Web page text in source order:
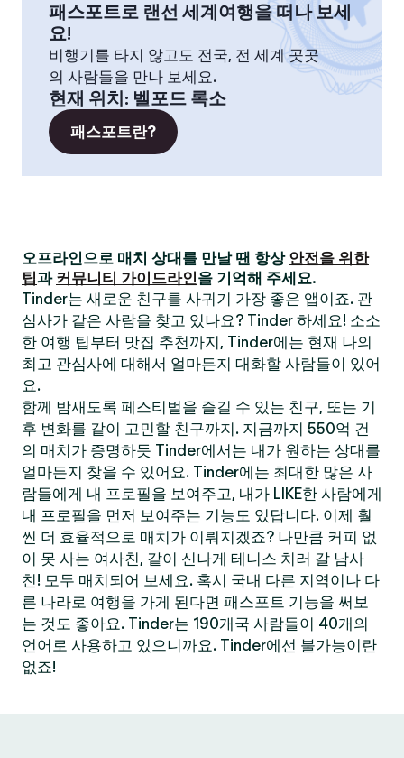
패스포트로 랜선 세계여행을 떠나 보세
요!
비행기를 타지 않고도 전국, 전 세계 곳곳
의 사람들을 만나 보세요.
현재 위치: 벨포드 록소
패스포트란?
오프라인으로 매치 상대를 만날 땐 항상 안전을 위한
팁과 커뮤니티 가이드라인을 기억해 주세요.
Tinder는 새로운 친구를 사귀기 가장 좋은 앱이죠. 관
심사가 같은 사람을 찾고 있나요? Tinder 하세요! 소소
한 여행 팁부터 맛집 추천까지, Tinder에는 현재 나의
최고 관심사에 대해서 얼마든지 대화할 사람들이 있어
요.
함께 밤새도록 페스티벌을 즐길 수 있는 친구, 또는 기
후 변화를 같이 고민할 친구까지. 지금까지 550억 건
의 매치가 증명하듯 Tinder에서는 내가 원하는 상대를
얼마든지 찾을 수 있어요. Tinder에는 최대한 많은 사
람들에게 내 프로필을 보여주고, 내가 LIKE한 사람에게
내 프로필을 먼저 보여주는 기능도 있답니다. 이제 훨
씬 더 효율적으로 매치가 이뤄지겠죠? 나만큼 커피 없
이 못 사는 여사친, 같이 신나게 테니스 치러 갈 남사
친! 모두 매치되어 보세요. 혹시 국내 다른 지역이나 다
른 나라로 여행을 가게 된다면 패스포트 기능을 써보
는 것도 좋아요. Tinder는 190개국 사람들이 40개의
언어로 사용하고 있으니까요. Tinder에선 불가능이란
없죠!